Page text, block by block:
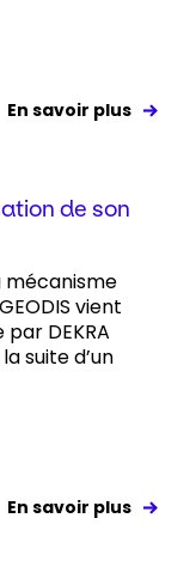
En savoir plus
de son
mécanisme
vient
DEKRA
suite d’un
En savoir plus